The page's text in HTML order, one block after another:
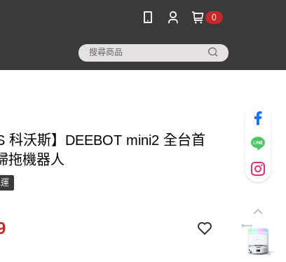
0
科沃斯】DEEBOT mini2 全台首
拖機器人